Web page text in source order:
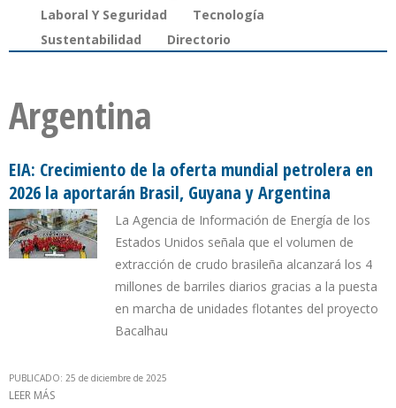
Laboral Y Seguridad
Tecnología
Sustentabilidad
Directorio
Argentina
EIA: Crecimiento de la oferta mundial petrolera en
2026 la aportarán Brasil, Guyana y Argentina
La Agencia de Información de Energía de los
Estados Unidos señala que el volumen de
extracción de crudo brasileña alcanzará los 4
millones de barriles diarios gracias a la puesta
en marcha de unidades flotantes del proyecto
Bacalhau
PUBLICADO: 25 de diciembre de 2025
LEER MÁS